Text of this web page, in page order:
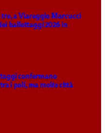
a Viareggio Marcucci
ballottaggi 2026 in
confermano
i poli, ma molte città